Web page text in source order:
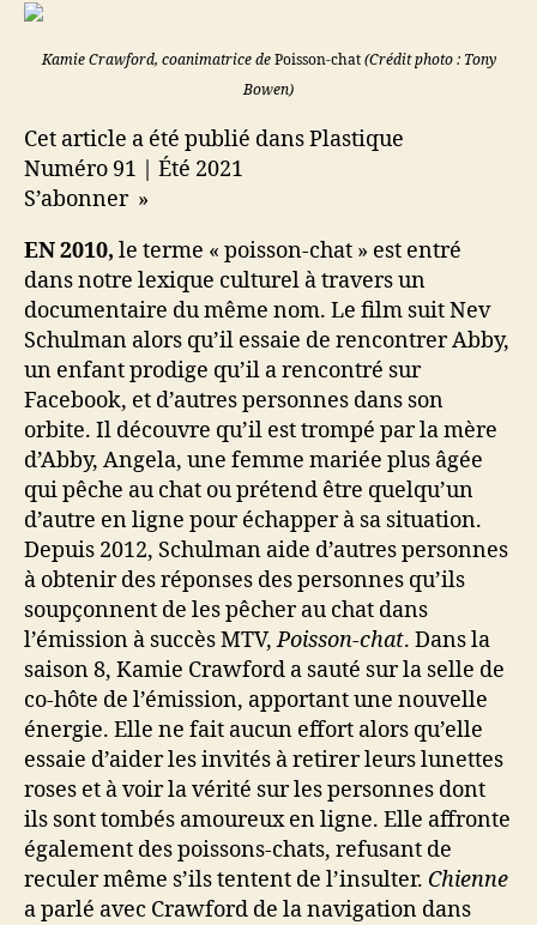
Kamie Crawford, coanimatrice de Poisson-chat(Crédit photo : Tony
Bowen)
Cet article a été publié dans Plastique
Numéro 91 | Été 2021
S’abonner »
EN 2010, le terme « poisson-chat » est entré
dans notre lexique culturel à travers un
documentaire du même nom. Le film suit Nev
Schulman alors qu’il essaie de rencontrer Abby,
un enfant prodige qu’il a rencontré sur
Facebook, et d’autres personnes dans son
orbite. Il découvre qu’il est trompé par la mère
d’Abby, Angela, une femme mariée plus âgée
qui pêche au chat ou prétend être quelqu’un
d’autre en ligne pour échapper à sa situation.
Depuis 2012, Schulman aide d’autres personnes
à obtenir des réponses des personnes qu’ils
soupçonnent de les pêcher au chat dans
l’émission à succès MTV,Poisson-chat. Dans la
saison 8, Kamie Crawford a sauté sur la selle de
co-hôte de l’émission, apportant une nouvelle
énergie. Elle ne fait aucun effort alors qu’elle
essaie d’aider les invités à retirer leurs lunettes
roses et à voir la vérité sur les personnes dont
ils sont tombés amoureux en ligne. Elle affronte
également des poissons-chats, refusant de
reculer même s’ils tentent de l’insulter. Chienne
a parlé avec Crawford de la navigation dans